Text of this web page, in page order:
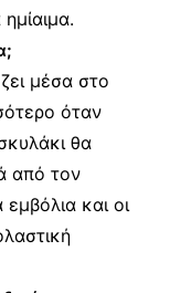
μέσα στο
όταν
θα
από τον
εμβόλια και οι